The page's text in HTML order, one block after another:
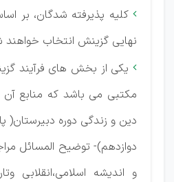
 کلیه پذیرفته شدگان، بر
نهایی گزینش انتخاب خواهند
 یکی از بخش های فرآیند
مکتبی می باشد که منابع
دین و زندگی دوره دبیرستان(
دوازدهم)- توضیح المسائل
و اندیشه اسلامی،انقلابی